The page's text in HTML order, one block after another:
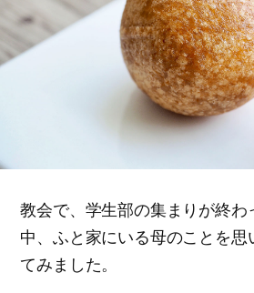
教会で、学生部の集まりが終わ
中、ふと家にいる母のことを思
てみました。